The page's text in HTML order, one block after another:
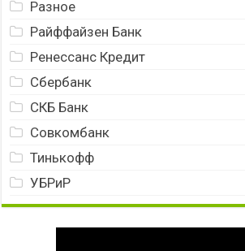
Разное
Райффайзен Банк
Ренессанс Кредит
Сбербанк
СКБ Банк
Совкомбанк
Тинькофф
УБРиР